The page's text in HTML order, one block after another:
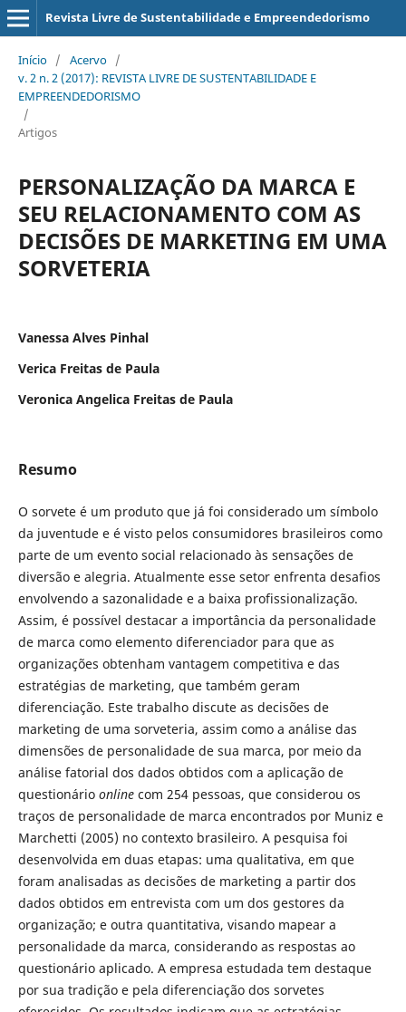
Revista Livre de Sustentabilidade e Empreendedorismo
Início / Acervo /
v. 2 n. 2 (2017): REVISTA LIVRE DE SUSTENTABILIDADE E
EMPREENDEDORISMO
/
Artigos
PERSONALIZAÇÃO DA MARCA E
SEU RELACIONAMENTO COM AS
DECISÕES DE MARKETING EM UMA
SORVETERIA
Vanessa Alves Pinhal
Verica Freitas de Paula
Veronica Angelica Freitas de Paula
Resumo
O sorvete é um produto que já foi considerado um símbolo
da juventude e é visto pelos consumidores brasileiros como
parte de um evento social relacionado às sensações de
diversão e alegria. Atualmente esse setor enfrenta desafios
envolvendo a sazonalidade e a baixa profissionalização.
Assim, é possível destacar a importância da personalidade
de marca como elemento diferenciador para que as
organizações obtenham vantagem competitiva e das
estratégias de marketing, que também geram
diferenciação. Este trabalho discute as decisões de
marketing de uma sorveteria, assim como a análise das
dimensões de personalidade de sua marca, por meio da
análise fatorial dos dados obtidos com a aplicação de
questionário onlinecom 254 pessoas, que considerou os
traços de personalidade de marca encontrados por Muniz e
Marchetti (2005) no contexto brasileiro. A pesquisa foi
desenvolvida em duas etapas: uma qualitativa, em que
foram analisadas as decisões de marketing a partir dos
dados obtidos em entrevista com um dos gestores da
organização; e outra quantitativa, visando mapear a
personalidade da marca, considerando as respostas ao
questionário aplicado. A empresa estudada tem destaque
por sua tradição e pela diferenciação dos sorvetes